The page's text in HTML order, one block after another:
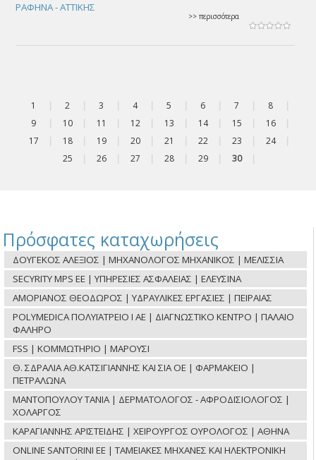
ΡΑΦΗΝΑ - ΑΤΤΙΚΗΣ
>> περισσότερα
1 2 3 4 5 6 7 8
9
10 11 12 13 14 15 16
17
18 19 20 21 22 23 24
25
26 27 28 29 30
Πρόσφατες καταχωρήσεις
ΔΟΥΓΕΚΟΣ ΑΛΕΞΙΟΣ | ΜΗΧΑΝΟΛΟΓΟΣ ΜΗΧΑΝΙΚΟΣ | ΜΕΛΙΣΣΙΑ
SECYRITY MPS ΕΕ | ΥΠΗΡΕΣΙΕΣ ΑΣΦΑΛΕΙΑΣ | ΕΛΕΥΣΙΝΑ
ΑΜΟΡΙΑΝΟΣ ΘΕΟΔΩΡΟΣ | ΥΔΡΑΥΛΙΚΕΣ ΕΡΓΑΣΙΕΣ | ΠΕΙΡΑΙΑΣ
POLYMEDICA ΠΟΛΥΪΑΤΡΕΙΟ Ι ΑΕ | ΔΙΑΓΝΩΣΤΙΚΟ ΚΕΝΤΡΟ | ΠΑΛΑΙΟ
ΦΑΛΗΡΟ
FSS | ΚΟΜΜΩΤΗΡΙΟ | ΜΑΡΟΥΣΙ
Θ. ΣΔΡΑΛΙΑ ΑΘ.ΚΑΤΣΙΓΙΑΝΝΗΣ ΚΑΙ ΣΙΑ ΟΕ | ΦΑΡΜΑΚΕΙΟ |
ΠΕΤΡΑΛΩΝΑ
ΜΑΝΤΟΠΟΥΛΟΥ ΤΑΝΙΑ | ΔΕΡΜΑΤΟΛΟΓΟΣ - ΑΦΡΟΔΙΣΙΟΛΟΓΟΣ |
ΧΟΛΑΡΓΟΣ
ΚΑΡΑΓΙΑΝΝΗΣ ΑΡΙΣΤΕΙΔΗΣ | ΧΕΙΡΟΥΡΓΟΣ ΟΥΡΟΛΟΓΟΣ | ΑΘΗΝΑ
ONLINE SANTORINI ΕΕ | ΤΑΜΕΙΑΚΕΣ ΜΗΧΑΝΕΣ ΚΑΙ ΗΛΕΚΤΡΟΝΙΚΗ